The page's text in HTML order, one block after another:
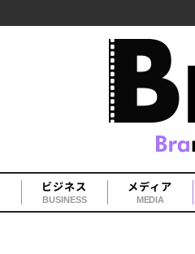
ビジネス
BUSINESS
メディア
MEDIA